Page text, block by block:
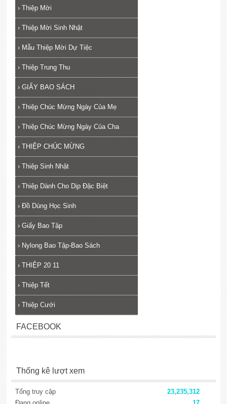
› Thiệp Mời
› Thiệp Mời Sinh Nhật
› Mẫu Thiệp Mời Dự Tiệc
› Thiệp Trung Thu
› GIẤY BAO SÁCH
› Thiệp Chúc Mừng Ngày Của Mẹ
› Thiệp Chúc Mừng Ngày Của Cha
› THIỆP CHÚC MỪNG
› Thiệp Sinh Nhật
› Thiệp Dành Cho Dịp Đặc Biệt
› Đồ Dùng Học Sinh
› Giấy Bao Tập
› Nylong Bao Tập-Bao Sách
› THIỆP 20 11
› Thiệp Tết
› Thiệp Cưới
FACEBOOK
Thống kê lượt xem
Tổng truy cập
23,235,312